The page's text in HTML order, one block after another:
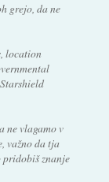
grejo, da ne
location
ne vlagamo v
važno da tja
pridobiš znanje